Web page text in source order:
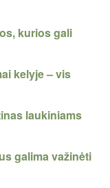
kurios gali
kelyje – vis
laukiniams
galima važinėti